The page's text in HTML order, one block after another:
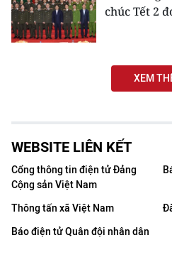
GIÁO DỤC
KHOA HỌC - CÔNG NGHỆ
BẠN ĐỌC
KIỂM CHỨNG THÔNG TIN
chúc Tết 2
XEM
WEBSITE LIÊN KẾT
Cổng thông tin điện tử Đảng
Cộng sản Việt Nam
Thông tấn xã Việt Nam
Báo điện tử Quân đội nhân dân